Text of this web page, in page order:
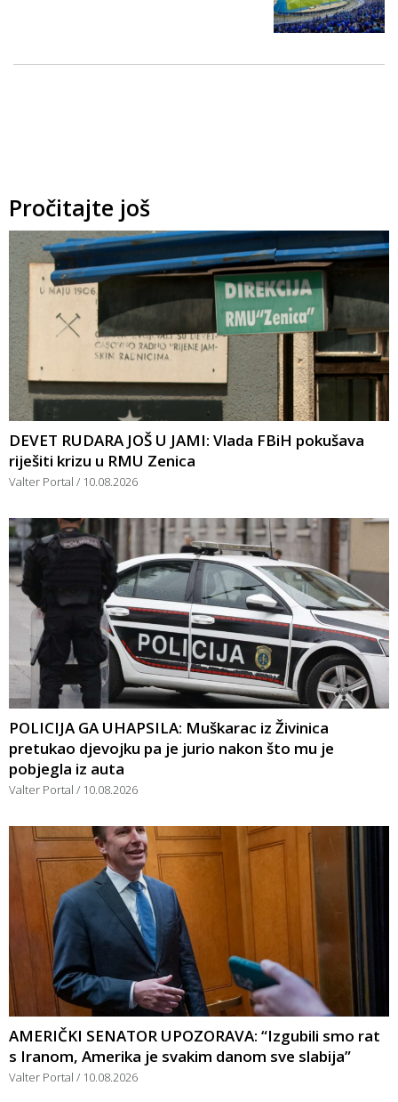
Pročitajte još
DEVET RUDARA JOŠ U JAMI: Vlada FBiH pokušava
riješiti krizu u RMU Zenica
Valter Portal 10.08.2026
POLICIJA GA UHAPSILA: Muškarac iz Živinica
pretukao djevojku pa je jurio nakon što mu je
pobjegla iz auta
Valter Portal 10.08.2026
AMERIČKI SENATOR UPOZORAVA: “Izgubili smo rat
s Iranom, Amerika je svakim danom sve slabija”
Valter Portal 10.08.2026